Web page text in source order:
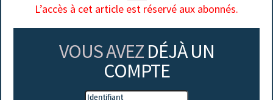
L’accès à cet article est réservé aux abonnés.
VOUS AVEZ DÉJÀ UN
COMPTE